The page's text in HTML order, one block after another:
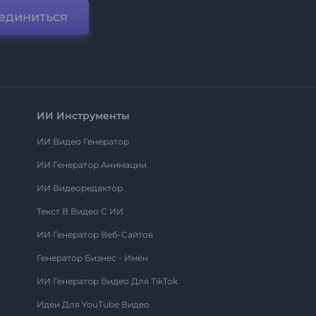
ИИ Инструменты
ИИ Видео Генератор
ИИ Генератор Анимации
ИИ Видеоредактор
Текст В Видео С ИИ
ИИ Генератор Веб-Сайтов
Генератор Бизнес - Имён
ИИ Генератор Видео Для TikTok
Идеи Для YouTube Видео